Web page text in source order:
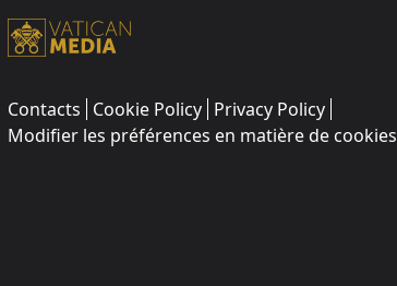
Contacts Cookie Policy Privacy Policy
Modifier les préférences en matière de cookies